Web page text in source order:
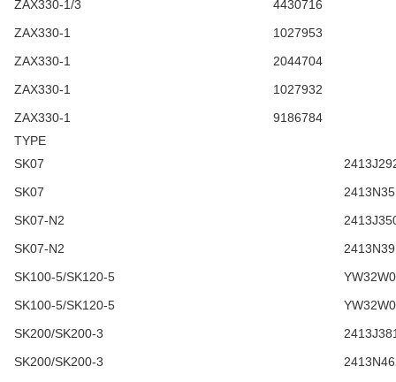
ZAX330-1/3
4430716
ZAX330-1
1027953
ZAX330-1
2044704
ZAX330-1
1027932
ZAX330-1
9186784
TYPE
SK07
SK07
SK07-N2
SK07-N2
SK100-5/SK120-5
SK100-5/SK120-5
SK200/SK200-3
SK200/SK200-3